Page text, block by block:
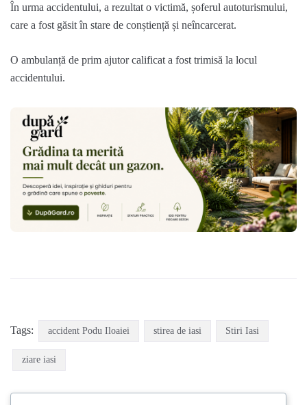
În urma accidentului, a rezultat o victimă, șoferul autoturismului,
care a fost găsit în stare de conștiență și neîncarcerat.
O ambulanță de prim ajutor calificat a fost trimisă la locul
accidentului.
Tags: accident Podu Iloaiei stirea de iasi Stiri Iasi
ziare iasi